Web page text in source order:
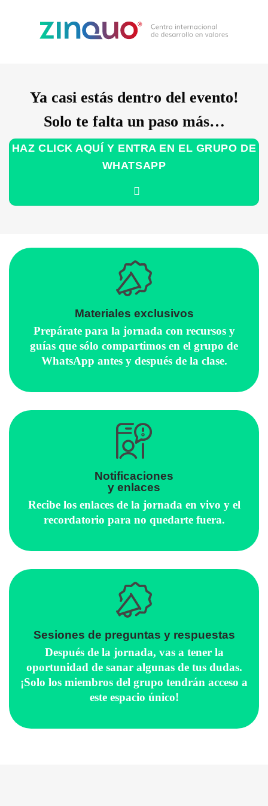
Ya casi estás dentro del evento!
Solo te falta un paso más…
HAZ CLICK AQUÍ Y ENTRA EN EL GRUPO DE
WHATSAPP
Materiales exclusivos
Prepárate para la jornada con recursos y
guías que sólo compartimos en el grupo de
WhatsApp antes y después de la clase.
Notificaciones
y enlaces
Recibe los enlaces de la jornada en vivo y el
recordatorio para no quedarte fuera.
Sesiones de preguntas y respuestas
Después de la jornada, vas a tener la
oportunidad de sanar algunas de tus dudas.
¡Solo los miembros del grupo tendrán acceso a
este espacio único!